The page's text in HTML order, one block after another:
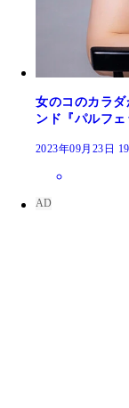
女のコのカラ
ンド『パルフ
2023年09月23日